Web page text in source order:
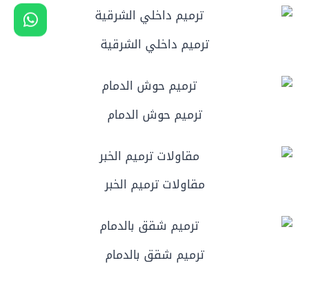
ترميم داخلي الشرقية
ترميم حوش الدمام
مقاولات ترميم الخبر
ترميم شقق بالدمام